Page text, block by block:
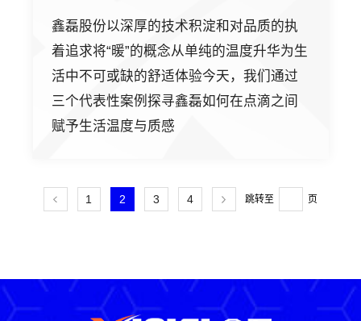
鑫磊股份以深厚的技术积淀和对品质的执
着追求将“暖”的概念从单纯的温度升华为生
活中不可或缺的舒适体验今天，我们通过
三个代表性案例探寻鑫磊如何在点滴之间
赋予生活温度与质感
1 2 3 4 跳转至 页